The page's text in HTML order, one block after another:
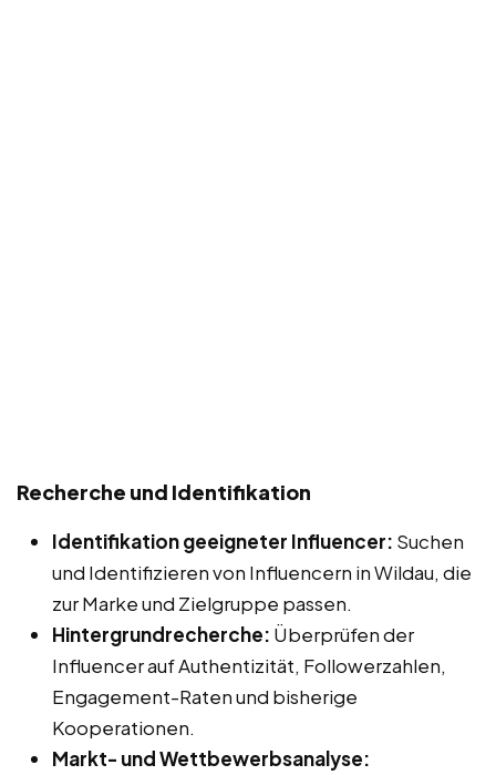
Recherche und Identifikation
Identifikation geeigneter Influencer: Suchen
und Identifizieren von Influencern in Wildau, die
zur Marke und Zielgruppe passen.
Hintergrundrecherche: Überprüfen der
Influencer auf Authentizität, Followerzahlen,
Engagement-Raten und bisherige
Kooperationen.
Markt- und Wettbewerbsanalyse: